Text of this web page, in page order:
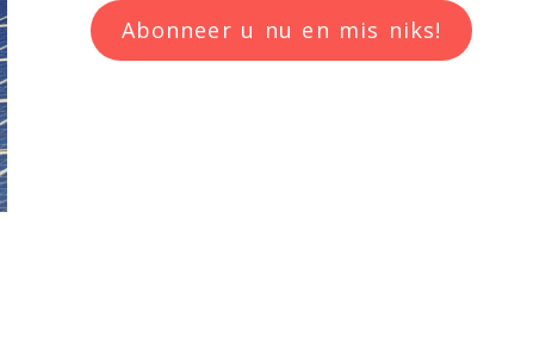
Abonneer u nu en mis niks!